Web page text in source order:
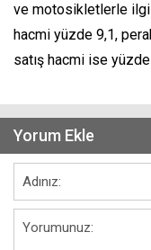
ve motosikletlerle
hacmi yüzde 9,1,
satış hacmi ise
Yorum Ekle